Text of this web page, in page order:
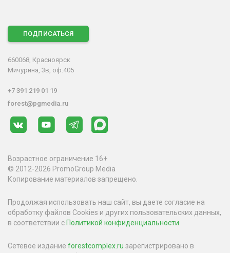
ПОДПИСАТЬСЯ
660068, Красноярск
Мичурина, 3в, оф.405
+7 391 219 01 19
forest@pgmedia.ru
Возрастное ограничение 16+
© 2012-2026 PromoGroup Media
Копирование материалов запрещено.
Продолжая использовать наш сайт, вы даете согласие на
обработку файлов Cookies и других пользовательских данных,
в соответствии с Политикой конфиденциальности.
Сетевое издание forestcomplex.ru зарегистрировано в